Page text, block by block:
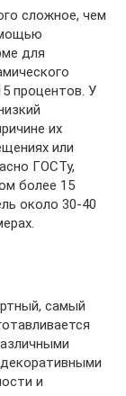
сложное, чем
для
процентов. У
их
или
ГОСТу,
более 15
около 30-40
самый
и